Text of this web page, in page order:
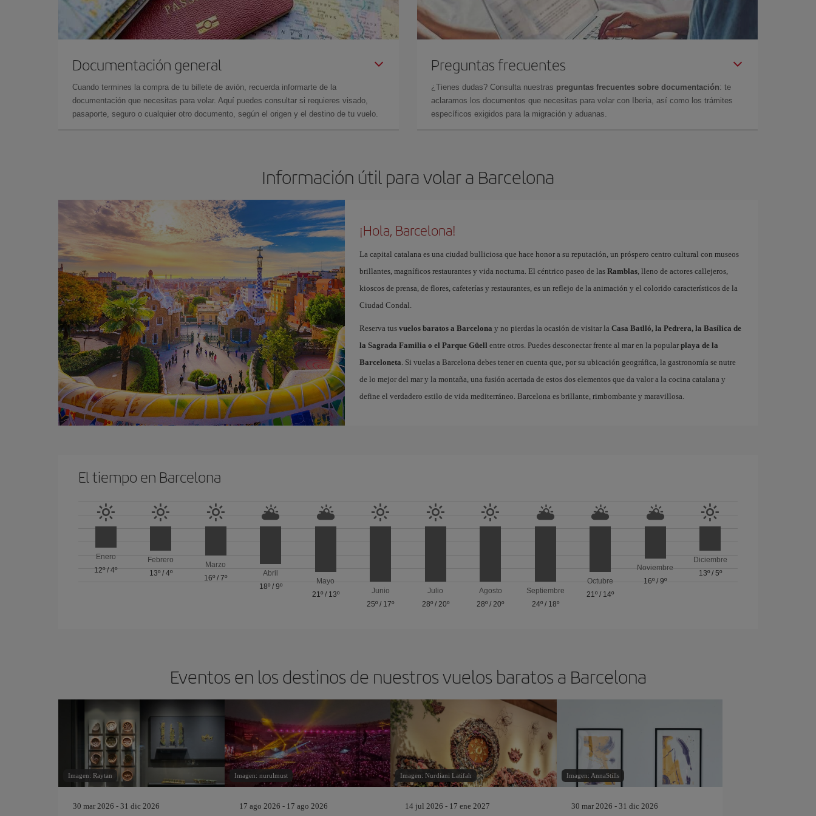
Documentación general
Cuando termines la compra de tu billete de avión, recuerda informarte de la
documentación que necesitas para volar. Aquí puedes consultar si requieres visado,
pasaporte, seguro o cualquier otro documento, según el origen y el destino de tu vuelo.
Preguntas frecuentes
¿Tienes dudas? Consulta nuestras preguntas frecuentes sobre documentación: te
aclaramos los documentos que necesitas para volar con Iberia, así como los trámites
específicos exigidos para la migración y aduanas.
Información útil para volar a Barcelona
¡Hola, Barcelona!
La capital catalana es una ciudad bulliciosa que hace honor a su reputación, un próspero centro cultural con museos
brillantes, magníficos restaurantes y vida nocturna. El céntrico paseo de las Ramblas, lleno de actores callejeros,
kioscos de prensa, de flores, cafeterías y restaurantes, es un reflejo de la animación y el colorido característicos de la
Ciudad Condal.
Reserva tus vuelos baratos a Barcelona y no pierdas la ocasión de visitar la Casa Batlló, la Pedrera, la Basílica de
la Sagrada Familia o el Parque Güell entre otros. Puedes desconectar frente al mar en la popular playa de la
Barceloneta. Si vuelas a Barcelona debes tener en cuenta que, por su ubicación geográfica, la gastronomía se nutre
de lo mejor del mar y la montaña, una fusión acertada de estos dos elementos que da valor a la cocina catalana y
define el verdadero estilo de vida mediterráneo. Barcelona es brillante, rimbombante y maravillosa.
El tiempo en Barcelona
Enero
12º/4º
Febrero
13º/ 4º
Marzo
16º /7º
Abril
18º/ 9º
Mayo
21º/ 13º
Junio
25º / 17º
Julio
28º/ 20º
Agosto
28º /20º
Septiembre
24º/ 18º
Octubre
21º / 14º
Noviembre
16º /9º
Diciembre
13º/ 5º
Eventos en los destinos de nuestros vuelos baratos a Barcelona
Imagen: Raytan
30 mar 2026 - 31 dic 2026
Imagen: nurulmust
17 ago 2026 - 17 ago 2026
Imagen: Nurdiani Latifah
14 jul 2026 - 17 ene 2027
Imagen: AnnaStills
30 mar 2026 - 31 dic 2026